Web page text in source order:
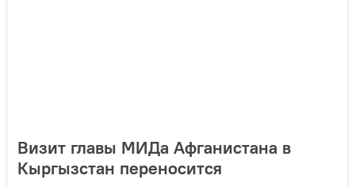
Визит главы МИДа Афганистана в
Кыргызстан переносится